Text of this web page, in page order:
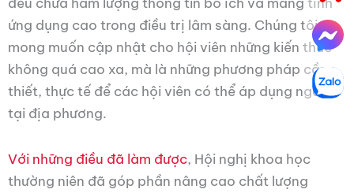
ứng dụng cao trong điều trị lâm sàng. Chúng tôi
mong muốn cập nhật cho hội viên những kiến thức
không quá cao xa, mà là những phương pháp cần
thiết, thực tế để các hội viên có thể áp dụng ngay
tại địa phương.
Với những điều đã làm được, Hội nghị khoa học
thường niên đã góp phần nâng cao chất lượng